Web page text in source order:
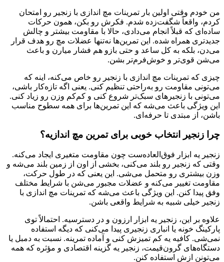
من خودم وقتی اولین بار تمرینات مچ اندازی با زنجیر رو امتحان
کردم، واقعاً شگفت‌زده شدم. فکرش رو بکن، همون حرکات
ساده‌ای که قبلاً انجام می‌دادی، حالا با مقاومت بیشتر و چالش
جدیدتری همراه شده. این تمرین‌ها نه‌تنها عضلات مچ رو هدف قرار
می‌دن، بلکه به کل ساعد و حتی بازو هم فشار میارن و باعث
می‌شن قوی‌تر و خوش‌فرم‌تر بشن.
چیزی که تمرینات مچ اندازی با زنجیر رو خاص می‌کنه، اینه که
می‌تونی مقاومت رو به‌راحتی تنظیم کنی. یعنی اگه تازه‌کار باشی،
می‌تونی با زنجیرهای سبک‌تر شروع کنی و کم‌کم وزن رو زیاد کنی.
این ویژگی باعث می‌شه که این تمرین‌ها برای همه سطوح مناسب
باشن، از مبتدی تا حرفه‌ای.
چرا زنجیر انتخاب خوبی برای تمرین مچ اندازیه؟
زنجیر یه ابزار فوق‌العاده‌ست چون مقاومت متغیری ایجاد می‌کنه.
وقتی که زنجیر رو بلند می‌کنی، بخشی از اون از زمین بلند می‌شه و
وزن بیشتری رو متحمل می‌شی. این یعنی که در طول حرکت،
مقاومت تغییر می‌کنه و عضلات مجبور می‌شن با شرایط مختلف
وفق پیدا کنن. این ویژگی باعث می‌شه که تمرینات مچ اندازی با
زنجیر خیلی شبیه به شرایط واقعی باشن.
علاوه بر این، زنجیر یه ابزار ارزون و در دسترسیه. احتمالاً توی
پارکینگ خونه یا انباری زنجیری پیدا می‌کنی که دیگه استفاده
نمی‌شی. کافیه یه کم تمیزش کنی و آماده تمرینه. نسبت به دمبل یا
دستگاه‌های گرون‌قیمت، زنجیر یه گزینه اقتصادی و مؤثره که همه
می‌تونن ازش استفاده کنن.